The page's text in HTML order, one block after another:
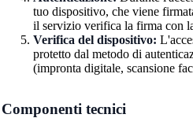
tuo dispositivo, che viene
il servizio verifica la firma con
Verifica del dispositivo:
protetto dal metodo di
(impronta digitale, scansione
Componenti tecnici